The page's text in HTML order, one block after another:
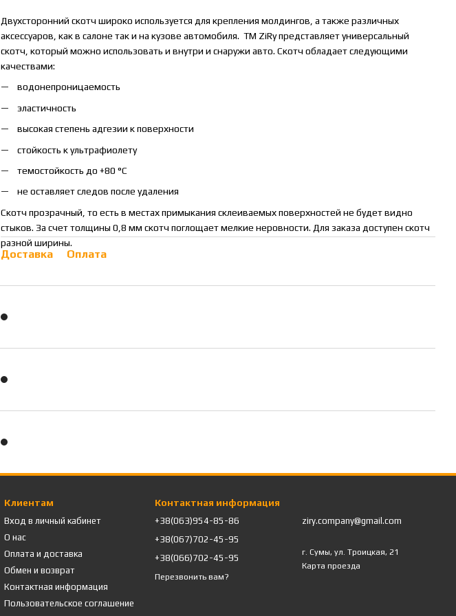
Двухсторонний скотч широко используется для крепления молдингов, а также различных
аксессуаров, как в салоне так и на кузове автомобиля. ТМ ZiRy представляет универсальный
скотч, который можно использовать и внутри и снаружи авто. Скотч обладает следующими
качествами:
водонепроницаемость
эластичность
высокая степень адгезии к поверхности
стойкость к ультрафиолету
темостойкость до +80 °C
не оставляет следов после удаления
Скотч прозрачный, то есть в местах примыкания склеиваемых поверхностей не будет видно
стыков. За счет толщины 0,8 мм скотч поглощает мелкие неровности. Для заказа доступен скотч
разной ширины.
Доставка Оплата
Клиентам
Вход в личный кабинет
О нас
Оплата и доставка
Обмен и возврат
Контактная информация
Пользовательское соглашение
Контактная информация
+38(063)954-85-86
+38(067)702-45-95
+38(066)702-45-95
Перезвонить вам?
ziry.company@gmail.com
г. Сумы, ул. Троицкая, 21
Карта проезда